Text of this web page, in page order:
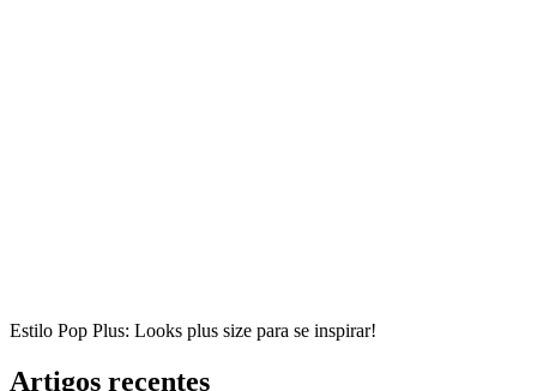
Estilo Pop Plus: Looks plus size para se inspirar!
Artigos recentes